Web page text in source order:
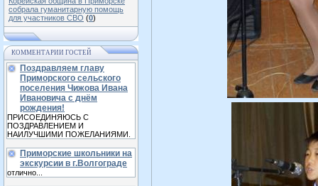
собрала гуманитарную помощь
для участников СВО (0)
КОММЕНТАРИИ ГОСТЕЙ
Поздравляем главу
Приморского сельского
поселения Чижова Ивана
Ивановича с днём
рождения!
ПРИСОЕДИНЯЮСЬ С
ПОЗДРАВЛЕНИЕМ И
НАИЛУЧШИМИ ПОЖЕЛАНИЯМИ.
Приморские школьники на
экскурсии в г.Волгограде
отлично...